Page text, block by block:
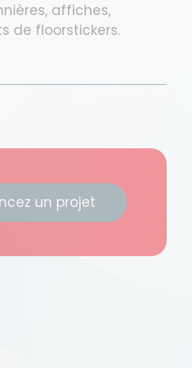
affiches,
de floorstickers.
un projet